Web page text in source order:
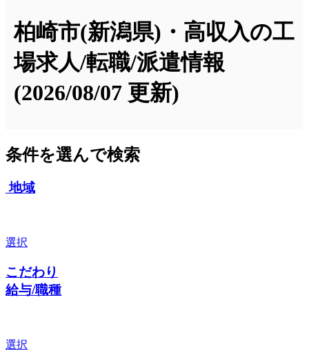
柏崎市(新潟県)・高収入の工
場求人/転職/派遣情報
(2026/08/07 更新)
条件を選んで検索
地域
選択
こだわり
給与/職種
選択